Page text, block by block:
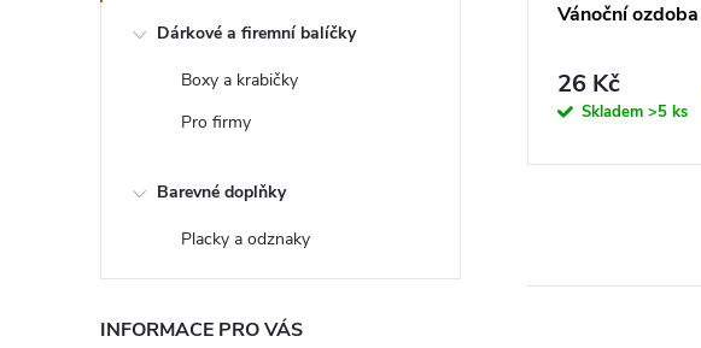
Dárkové a firemní balíčky
Boxy a krabičky
Pro firmy
Barevné doplňky
Placky a odznaky
INFORMACE PRO VÁS
37 Kč
Vánoční
26 Kč
Skladem >5 ks